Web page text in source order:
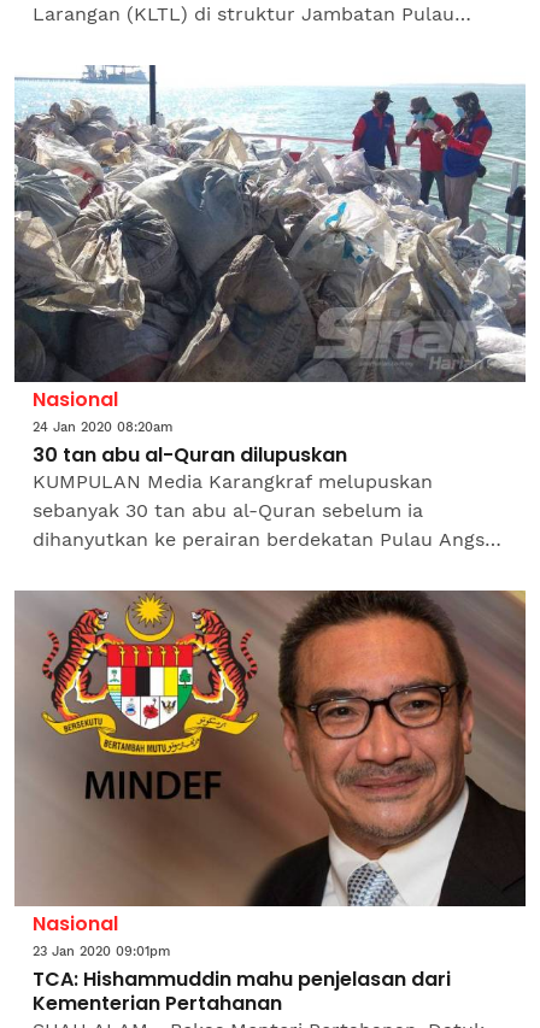
Larangan (KLTL) di struktur Jambatan Pulau
ditahan Agensi...
Nasional
24 Jan 2020 08:20am
30 tan abu al-Quran dilupuskan
KUMPULAN Media Karangkraf melupuskan
sebanyak 30 tan abu al-Quran sebelum ia
dihanyutkan ke perairan berdekatan Pulau Angsa
bermula jam 10.30 pagi...
Nasional
23 Jan 2020 09:01pm
TCA: Hishammuddin mahu penjelasan dari
Kementerian Pertahanan